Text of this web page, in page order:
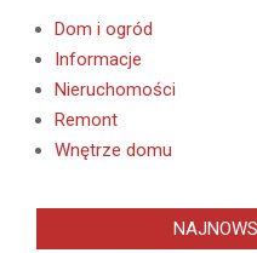
Dom i ogród
Informacje
Nieruchomości
Remont
Wnętrze domu